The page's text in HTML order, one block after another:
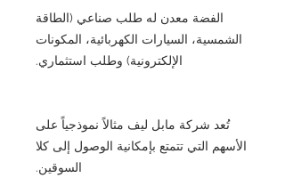
الفضة معدن له طلب صناعي (الطاقة
الشمسية، السيارات الكهربائية، المكونات
الإلكترونية) وطلب استثماري.
تُعد شركة مابل ليف مثالاً نموذجياً على
الأسهم التي تتمتع بإمكانية الوصول إلى كلا
السوقين.